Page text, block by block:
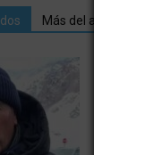
Más del autor